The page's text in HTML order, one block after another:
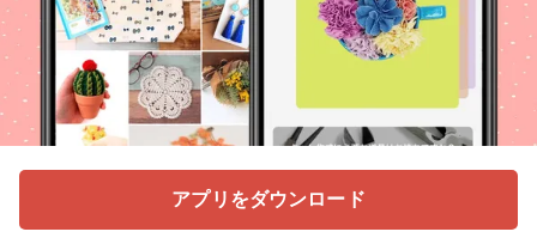
アプリをダウンロード